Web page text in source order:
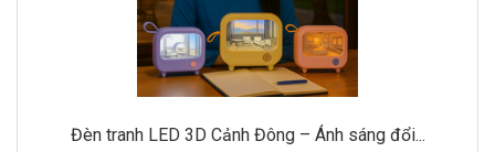
Đèn tranh LED 3D Cảnh Đông – Ánh sáng đổi...